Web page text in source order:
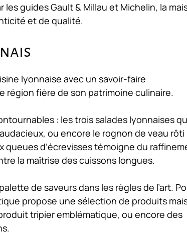
guides Gault & Millau et Michelin, la
et de qualité.
lyonnaise avec un savoir-faire
région fière de son patrimoine culinaire.
: les trois salades lyonnaises
ou encore le rognon de veau rôti
d’écrevisses témoigne du
la maîtrise des cuissons longues.
de saveurs dans les règles de l’art.
propose une sélection de produits
tripier emblématique, ou encore des